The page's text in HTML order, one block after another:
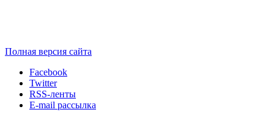
Полная версия сайта
Facebook
Twitter
RSS-ленты
E-mail рассылка